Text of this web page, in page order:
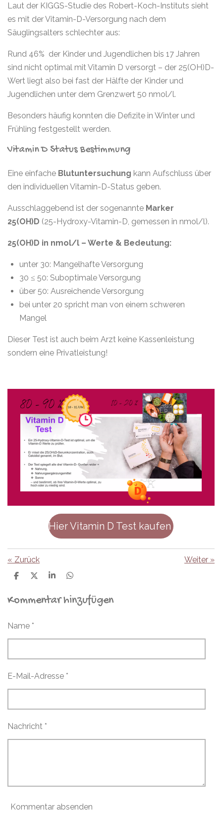
Laut der KIGGS-Studie des Robert-Koch-Instituts sieht
es mit der Vitamin-D-Versorgung nach dem
Säuglingsalters schlechter aus:
Rund 46% der Kinder und Jugendlichen bis 17 Jahren
sind nicht optimal mit Vitamin D versorgt – der 25(OH)D-
Wert liegt also bei fast der Hälfte der Kinder und
Jugendlichen unter dem Grenzwert 50 nmol/l.
Besonders häufig konnten die Defizite in Winter und
Frühling festgestellt werden.
Vitamin D Status Bestimmung
Eine einfache Blutuntersuchung kann Aufschluss über
den individuellen Vitamin-D-Status geben.
Ausschlaggebend ist der sogenannte Marker
25(OH)D (25-Hydroxy-Vitamin-D, gemessen in nmol/l).
25(OH)D in nmol/l – Werte & Bedeutung:
unter 30: Mangelhafte Versorgung
30 ≤ 50: Suboptimale Versorgung
über 50: Ausreichende Versorgung
bei unter 20 spricht man von einem schweren
Mangel
Dieser Test ist auch beim Arzt keine Kassenleistung
sondern eine Privatleistung!
Hier Vitamin D Test kaufen
« Zurück Weiter »
T
l
T
l
T
l
T
i
l
Kommentar hinzufügen
Name *
E-Mail-Adresse *
Nachricht *
Kommentar absenden